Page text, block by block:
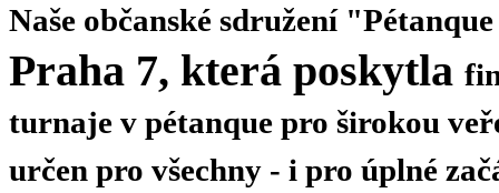
Naše občanské sdružení "
Praha 7, která poskytla
turnaje v pétanque pro širokou
určen pro všechny - i pro úplné